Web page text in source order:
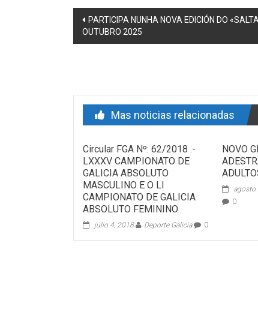
Post navigation
PARTICIPA NUNHA NOVA EDICIÓN DO
OUTUBRO 2025
Mas noticias relacionadas
Circular FGA Nº: 62/2018 .-
LXXXV CAMPIONATO DE
GALICIA ABSOLUTO
MASCULINO E O LI
CAMPIONATO DE GALICIA
ABSOLUTO FEMININO
julio 4, 2018 Deporte Galicia 0
NOVO
agosto
0